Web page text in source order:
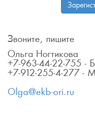
Звоните, пишите
Ольга Ногтикова
+7-963-44-22-755 -
+7-912-255-4-277 -
Olga@ekb-ori.ru